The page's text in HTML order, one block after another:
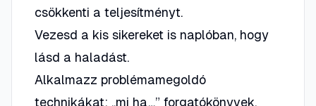
csökkenti a teljesítményt.
Vezesd a kis sikereket is naplóban, hogy
lásd a haladást.
Alkalmazz problémamegoldó
technikákat: „mi ha…” forgatókönyvek,